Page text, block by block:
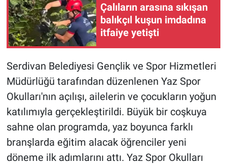
Çalıların arasına sıkışan
balıkçıl kuşun imdadına
itfaiye yetişti
Serdivan Belediyesi Gençlik ve Spor Hizmetleri
Müdürlüğü tarafından düzenlenen Yaz Spor
Okulları'nın açılışı, ailelerin ve çocukların yoğun
katılımıyla gerçekleştirildi. Büyük bir coşkuya
sahne olan programda, yaz boyunca farklı
branşlarda eğitim alacak öğrenciler yeni
döneme ilk adımlarını attı. Yaz Spor Okulları